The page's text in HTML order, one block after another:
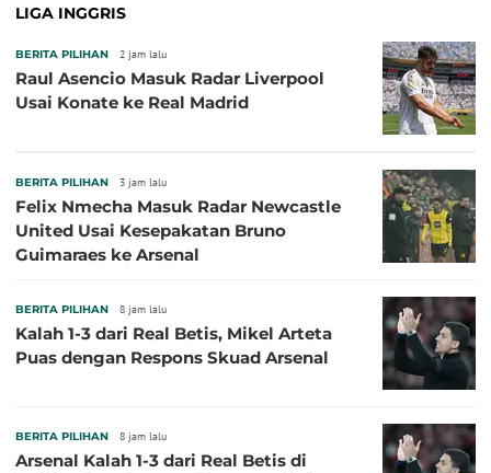
LIGA INGGRIS
BERITA PILIHAN 2 jam lalu
Raul Asencio Masuk Radar Liverpool
Usai Konate ke Real Madrid
BERITA PILIHAN 3 jam lalu
Felix Nmecha Masuk Radar Newcastle
United Usai Kesepakatan Bruno
Guimaraes ke Arsenal
BERITA PILIHAN 8 jam lalu
Kalah 1-3 dari Real Betis, Mikel Arteta
Puas dengan Respons Skuad Arsenal
BERITA PILIHAN 8 jam lalu
Arsenal Kalah 1-3 dari Real Betis di